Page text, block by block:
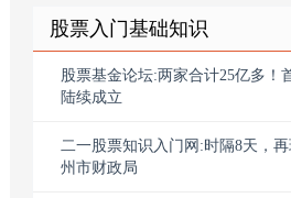
股票入门基础知识
股票基金论坛:两家合计25亿多！
陆续成立
二一股票知识入门网:时隔8天，
州市财政局